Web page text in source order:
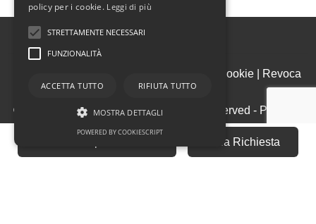
Invia Richiesta
Informativa Cookie|
Revoca
Consensi
© Copyright 2026 - Domus - All Rights reserved - Part. IVA
03473900243
Iscrizione REA della CCIAA di Vicenza n. 3347
policy per i cookie. Leggi di più
STRETTAMENTE NECESSARI
FUNZIONALITÀ
ACCETTA TUTTO RIFIUTA TUTTO
MOSTRA DETTAGLI
POWERED BY COOKIESCRIPT